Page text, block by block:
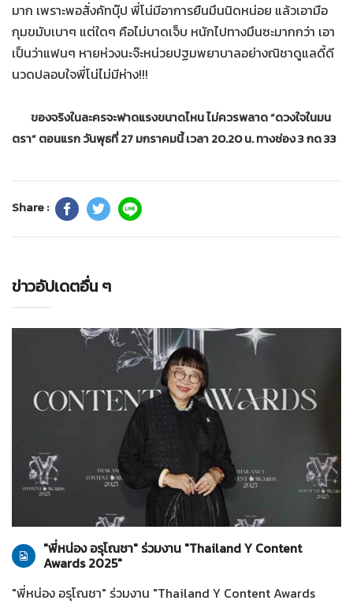
มาก เพราะพอสั่งคัทบุ๊ป พี่โน่มีอาการยืนมึนนิดหน่อย แล้วเอามือ
กุมขมับเบาๆ แต่ใดๆ คือไม่บาดเจ็บ หนักไปทางมึนซะมากกว่า เอา
เป็นว่าแฟนๆ หายห่วงนะจ๊ะหน่วยปฐมพยาบาลอย่างณิชาดูแลดี้ดี
นวดปลอบใจพี่โน่ไม่มีห่าง!!!
ของจริงในละครจะฟาดแรงขนาดไหน ไม่ควรพลาด “ดวงใจในมน
ตรา” ตอนแรก วันพุธที่ 27 มกราคมนี้ เวลา 20.20 น. ทางช่อง 3 กด 33
Share :
ข่าวอัปเดตอื่น ๆ
28-07-2569
"พี่หน่อง อรุโณชา" ร่วมงาน "Thailand Y Content
Awards 2025"
"พี่หน่อง อรุโณชา" ร่วมงาน "Thailand Y Content Awards